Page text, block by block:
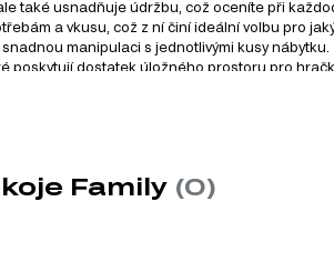
také usnadňuje údržbu, což oceníte při
a vkusu, což z ní činí ideální volbu pro
manipulaci s jednotlivými kusy nábytku.
poskytují dostatek úložného prostoru pro
cm x 54.60 cm
Family (0)